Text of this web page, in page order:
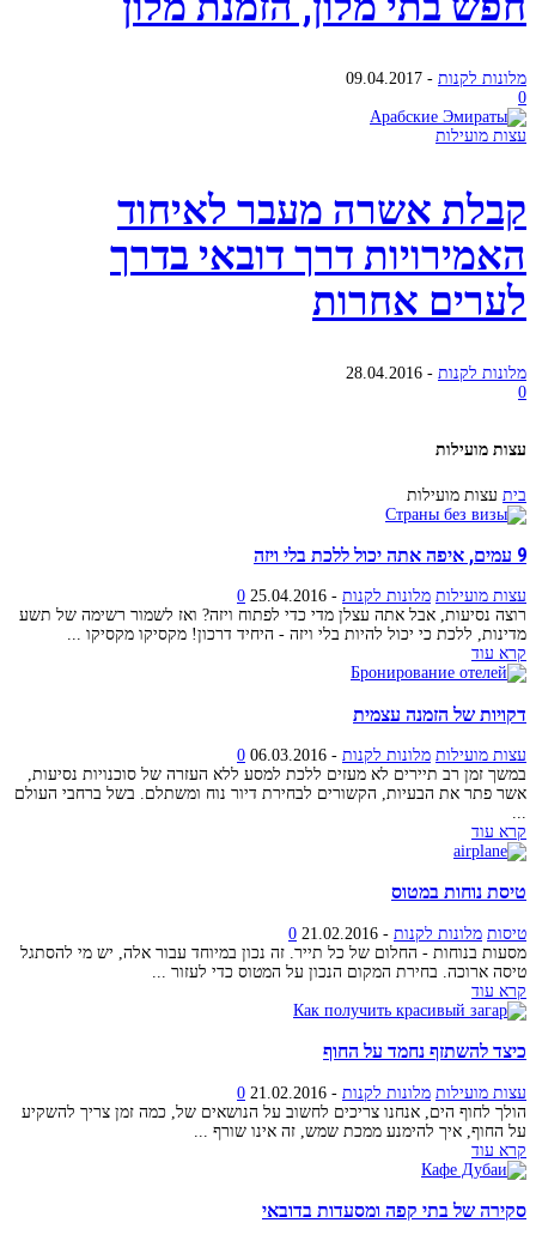
מלונות לקנות -
09.04.2017
0
עצות מועילות
קבלת אשרה מעבר לאיחוד
האמירויות דרך דובאי בדרך
לערים אחרות
מלונות לקנות -
28.04.2016
0
עצות מועילות
בית עצות מועילות
9 עמים, איפה אתה יכול ללכת בלי ויזה
עצות מועילות מלונות לקנות -
25.04.2016
0
רוצה נסיעות, אבל אתה עצלן מדי כדי לפתוח ויזה? ואז לשמור רשימה של תשע
מדינות, ללכת כי יכול להיות בלי ויזה - היחיד דרכון! מקסיקו מקסיקו ...
קרא עוד
דקויות של הזמנה עצמית
עצות מועילות מלונות לקנות -
06.03.2016
0
במשך זמן רב תיירים לא מעזים ללכת למסע ללא העזרה של סוכנויות נסיעות,
אשר פתר את הבעיות, הקשורים לבחירת דיור נוח ומשתלם. בשל ברחבי העולם
...
קרא עוד
טיסת נוחות במטוס
טיסות מלונות לקנות -
21.02.2016
0
מסעות בנוחות - החלום של כל תייר. זה נכון במיוחד עבור אלה, יש מי להסתגל
טיסה ארוכה. בחירת המקום הנכון על המטוס כדי לעזור ...
קרא עוד
כיצד להשתזף נחמד על החוף
עצות מועילות מלונות לקנות -
21.02.2016
0
הולך לחוף הים, אנחנו צריכים לחשוב על הנושאים של, כמה זמן צריך להשקיע
על החוף, איך להימנע ממכת שמש, זה אינו שורף ...
קרא עוד
סקירה של בתי קפה ומסעדות בדובאי